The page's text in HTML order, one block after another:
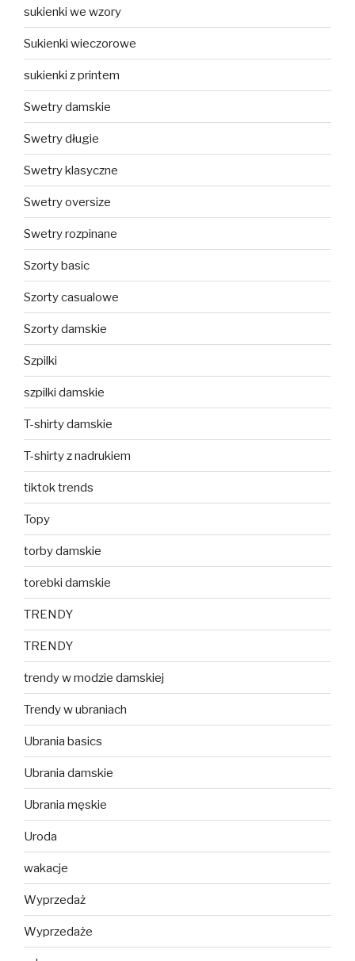
sukienki we wzory
Sukienki wieczorowe
sukienki z printem
Swetry damskie
Swetry długie
Swetry klasyczne
Swetry oversize
Swetry rozpinane
Szorty basic
Szorty casualowe
Szorty damskie
Szpilki
szpilki damskie
T-shirty damskie
T-shirty z nadrukiem
tiktok trends
Topy
torby damskie
torebki damskie
TRENDY
TRENDY
trendy w modzie damskiej
Trendy w ubraniach
Ubrania basics
Ubrania damskie
Ubrania męskie
Uroda
wakacje
Wyprzedaż
Wyprzedaże